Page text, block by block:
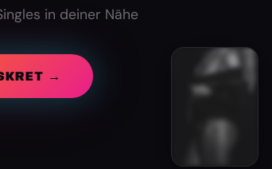
in deiner Nähe
→